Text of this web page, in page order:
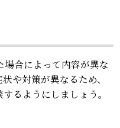
合によって内容が異な
や対策が異なるため、
るようにしましょう。